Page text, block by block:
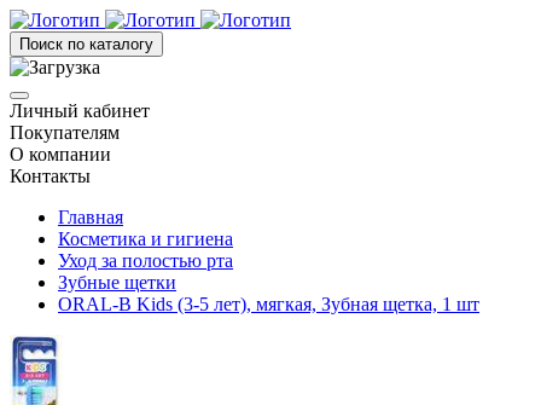
Поиск по каталогу
Личный кабинет
Покупателям
О компании
Контакты
Главная
Косметика и гигиена
Уход за полостью рта
Зубные щетки
ORAL-B Kids (3-5 лет), мягкая, Зубная щетка, 1 шт